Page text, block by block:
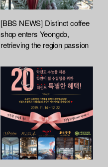
[BBS NEWS] Distinct coffee
shop enters Yeongdo,
retrieving the region passion